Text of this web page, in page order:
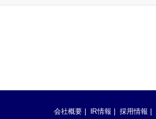
会社概要 IR情報 採用情報